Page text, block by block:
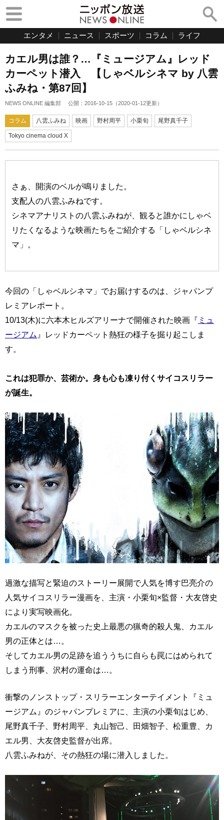
エンタメ ニュース スポーツ コラム ライフ
カエル男は誰？…『ミュージアム』レッド
カーペット潜入 【しゃベルシネマ by 八雲
ふみね・第87回】
NEWS ONLINE 編集部 公開： 2016-10-15 （2020-01-12更新）
コラム 八雲ふみね 映画 野村周平 小栗旬 尾野真千子
Tokyo cinema cloud X
さぁ、開演のベルが鳴りました。
支配人の八雲ふみねです。
シネマアナリストの八雲ふみねが、観ると誰かにしゃベ
リたくなるような映画たちをご紹介する「しゃベルシネ
マ」。
今回の「しゃベルシネマ」でお届けするのは、ジャパンプ
レミアレポート。
10/13(木)に六本木ヒルズアリーナで開催された映画『 ミュ
ージアム 』レッドカーペット熱狂の様子を掘り起こしま
す。
これは犯罪か、芸術か。身も心も凍り付くサイコスリラー
が誕生。
過激な描写と緊迫のストーリー展開で人気を博す巴亮介の
人気サイコスリラー漫画を、主演・小栗旬×監督・大友啓史
により実写映画化。
カエルのマスクを被った史上最悪の猟奇的殺人鬼、カエル
男の正体とは…。
そしてカエル男の足跡を追ううちに自らも罠にはめられて
しまう刑事、沢村の運命は…。
衝撃のノンストップ・スリラーエンターテイメント『ミュ
ージアム』のジャパンプレミアに、主演の小栗旬はじめ、
尾野真千子、野村周平、丸山智己、田畑智子、松重豊、カ
エル男、大友啓史監督が出席。
八雲ふみねが、その熱狂の場に潜入しました。